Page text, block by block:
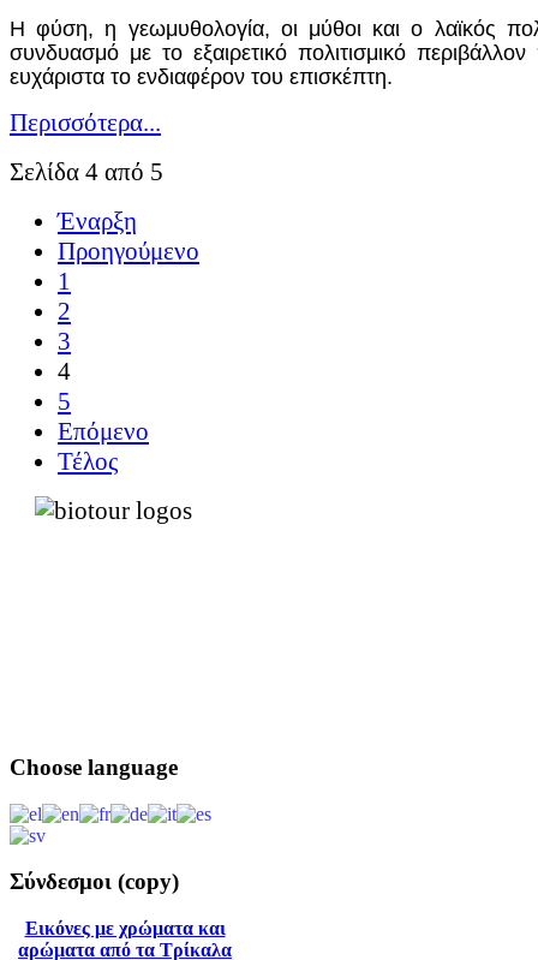
Η φύση, η γεωμυθολογία, οι μύθοι και ο λαϊκός
συνδυασμό με το εξαιρετικό πολιτισμικό
ευχάριστα το ενδιαφέρον του επισκέπτη.
Περισσότερα...
Σελίδα 4 από 5
Έναρξη
Προηγούμενο
1
2
3
4
5
Επόμενο
Τέλος
Choose language
Σύνδεσμοι (copy)
Εικόνες με χρώματα και
αρώματα από τα Τρίκαλα